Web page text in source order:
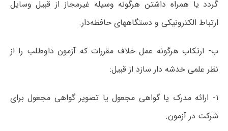
گردد یا همراه داشتن هرگونه وسیله غیرمجاز از قبیل وسایل
ارتباط الکترونیکی و دستگاه­های حافظه‌دار.
ب- ارتکاب هرگونه عمل خلاف مقررات که آزمون داوطلب را از
نظر علمی خدشه دار سازد از قبیل:
۱- ارائه مدرک یا گواهی مجعول یا تصویر گواهی مجعول برای
شرکت در آزمون.